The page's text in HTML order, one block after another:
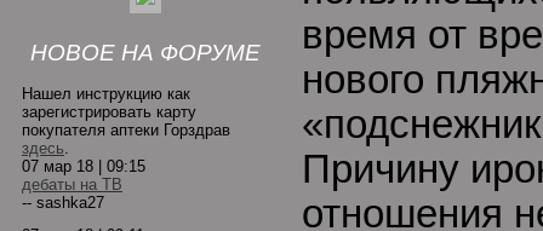
НОВОЕ НА ФОРУМЕ
Нашел инструкцию как
зарегистрировать карту
покупателя аптеки Горздрав
здесь.
07 мар 18 | 09:15
дебаты на ТВ
-- sashka27
время от
нового
Причину
отношения